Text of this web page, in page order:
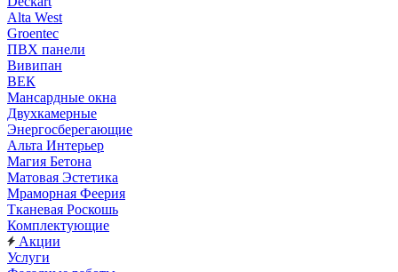
Alta West
Groentec
ПВХ панели
Вивипан
ВЕК
Мансардные окна
Двухкамерные
Энергосберегающие
Альта Интерьер
Магия Бетона
Матовая Эстетика
Мраморная Феерия
Тканевая Роскошь
Комплектующие
Акции
Услуги